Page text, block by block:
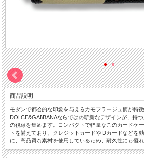
商品説明
モダンで都会的な印象を与えるカモフラージュ柄が特徴
DOLCE&GABBANAならではの斬新なデザインが、持
の視線を集めます。コンパクトで軽量なこのカードケ
トを備えており、クレジットカードやIDカードなどを
に、高品質な素材を使用しているため、耐久性にも優れ